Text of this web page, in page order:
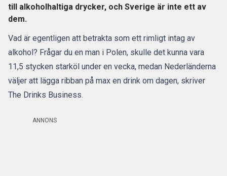
till alkoholhaltiga drycker, och Sverige är inte ett av
dem.
Vad är egentligen att betrakta som ett rimligt intag av
alkohol? Frågar du en man i Polen, skulle det kunna vara
11,5 stycken starköl under en vecka, medan Nederländerna
väljer att lägga ribban på max en drink om dagen, skriver
The Drinks Business.
ANNONS